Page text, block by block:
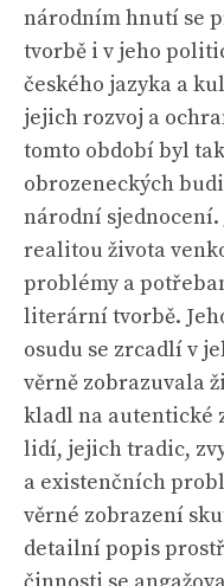
národním hnutí se
tvorbě i v jeho
českého jazyka a
jejich rozvoj a
tomto období byl
obrozeneckých
národní sjednocení.
realitou života
problémy a
literární tvorbě.
osudu se zrcadlí v
věrně zobrazuvala
kladl na autentické
lidí, jejich tradic,
a existenčních
věrné zobrazení
detailní popis